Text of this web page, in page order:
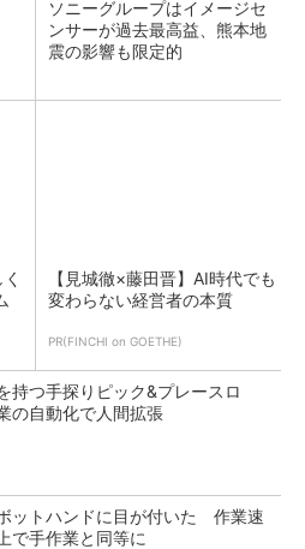
ソニーグループはイメージセ
ンサーが過去最高益、熊本地
震の影響も限定的
【見城徹×藤田晋】AI時代でも
変わらない経営者の本質
PR(FINCHI on GOETHE)
持つ手探りピック&プレースロ
の自動化で人間拡張
ットハンドに目が付いた 作業速
で手作業と同等に